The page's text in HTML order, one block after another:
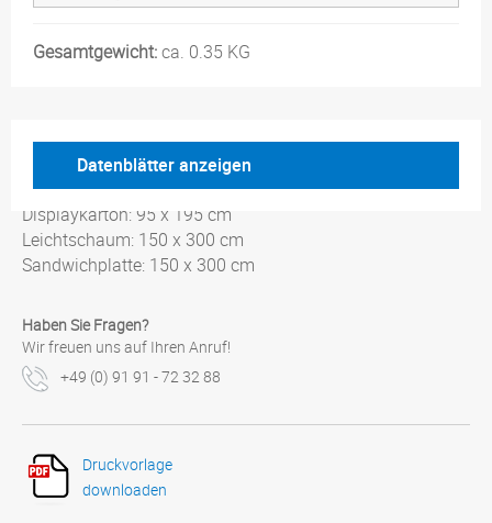
Gesamtgewicht:ca. 0.35 KG
Datenblätter anzeigen
Maximalgrößen:
Displaykarton: 95 x 195 cm
Leichtschaum: 150 x 300 cm
Sandwichplatte: 150 x 300 cm
Haben Sie Fragen?
Wir freuen uns auf Ihren Anruf!
+49 (0) 91 91 - 72 32 88
Druckvorlage
downloaden